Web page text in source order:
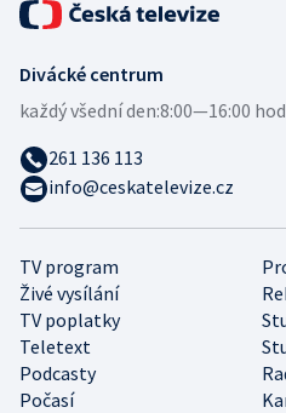
TV program
Živé vysílání
TV poplatky
Teletext
Podcasty
Počasí
Divácké centrum
každý všední den:8:00—16:00
261 136 113
info@ceskatelevize.cz